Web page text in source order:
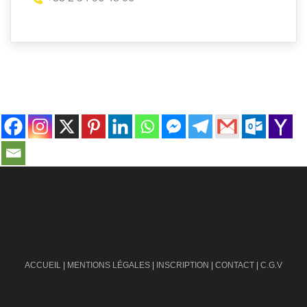
ACCUEIL | MENTIONS LÉGALES | INSCRIPTION | CONTACT | C.G.V